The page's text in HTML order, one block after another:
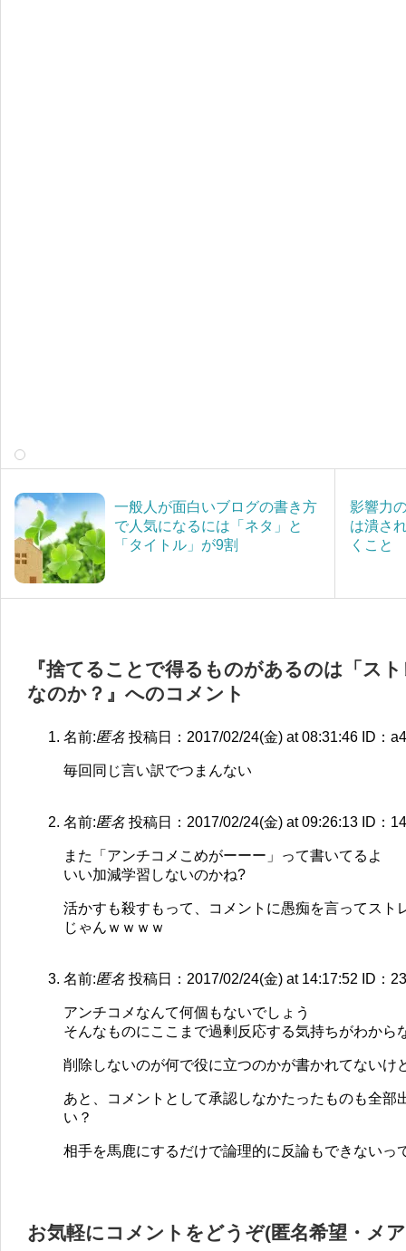
一般人が面白いブログの書き方
で人気になるには「ネタ」と
「タイトル」が9割
影響力
は潰さ
くこと
『捨てることで得るものがあるのは「ス
なのか？』へのコメント
名前:匿名 投稿日：2017/02/24(金) at 08:31:46 ID：
毎回同じ言い訳でつまんない
名前:匿名 投稿日：2017/02/24(金) at 09:26:13 ID：
また「アンチコメこめがーーー」って書いてるよ
いい加減学習しないのかね?
活かすも殺すもって、コメントに愚痴を言ってスト
じゃんｗｗｗｗ
名前:匿名 投稿日：2017/02/24(金) at 14:17:52 ID：
アンチコメなんて何個もないでしょう
そんなものにここまで過剰反応する気持ちがわから
削除しないのが何で役に立つのかが書かれてないけ
あと、コメントとして承認しなかたったものも全部
い？
相手を馬鹿にするだけで論理的に反論もできないっ
お気軽にコメントをどうぞ(匿名希望・メ